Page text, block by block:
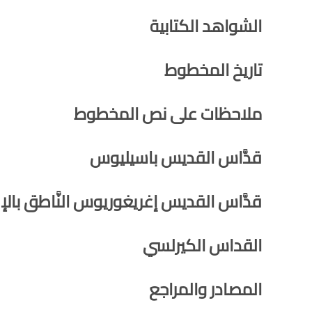
الشواهد الكتابية
تاريخ المخطوط
ملاحظات على نص المخطوط
قدَّاس القديس باسيليوس
قدَّاس القديس إغريغوريوس النَّاطق
القداس الكيرلسي
المصادر والمراجع